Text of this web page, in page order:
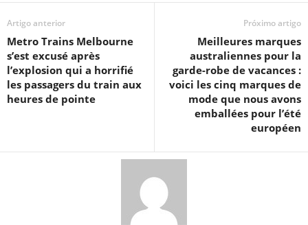
Artigo anterior
Metro Trains Melbourne
s’est excusé après
l’explosion qui a horrifié
les passagers du train aux
heures de pointe
Próximo artigo
Meilleures marques
australiennes pour la
garde-robe de vacances :
voici les cinq marques de
mode que nous avons
emballées pour l’été
européen